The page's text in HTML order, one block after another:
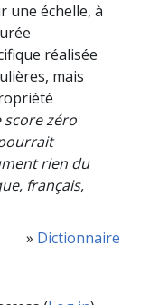
une échelle, à
réalisée
mais
score zéro
rien du
français,
» Dictionnaire